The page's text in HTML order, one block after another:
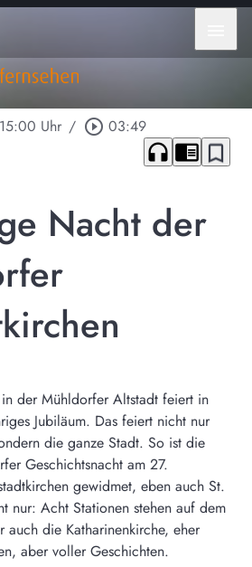
Uhr / play_circle_outline 03:49
headphones chrome_reader_mode bookmark_border
Nacht der
der Mühldorfer Altstadt feiert in
Jubiläum. Das feiert nicht nur
die ganze Stadt. So ist die
Geschichtsnacht am 27.
gewidmet, eben auch St.
nur: Acht Stationen stehen auf dem
auch die Katharinenkirche, eher
aber voller Geschichten.